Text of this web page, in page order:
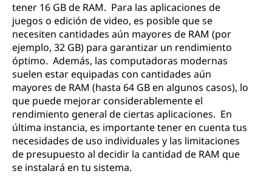
tener 16 GB de RAM. Para las aplicaciones de
juegos o edición de video, es posible que se
necesiten cantidades aún mayores de RAM (por
ejemplo, 32 GB) para garantizar un rendimiento
óptimo. Además, las computadoras modernas
suelen estar equipadas con cantidades aún
mayores de RAM (hasta 64 GB en algunos casos), lo
que puede mejorar considerablemente el
rendimiento general de ciertas aplicaciones. En
última instancia, es importante tener en cuenta tus
necesidades de uso individuales y las limitaciones
de presupuesto al decidir la cantidad de RAM que
se instalará en tu sistema.